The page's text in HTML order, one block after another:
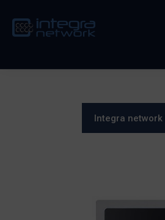
Integra network